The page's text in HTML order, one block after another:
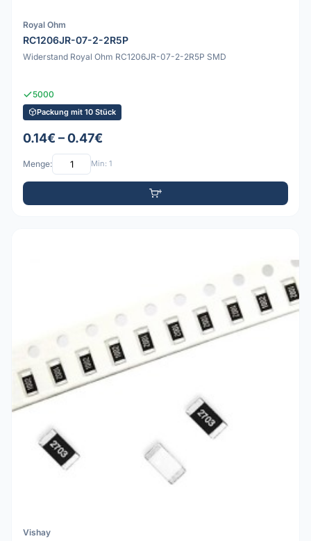
Royal Ohm
RC1206JR-07-2-2R5P
Widerstand Royal Ohm RC1206JR-07-2-2R5P SMD
5000
Packung mit 10 Stück
0.14€ – 0.47€
Menge: Min: 1
Vishay